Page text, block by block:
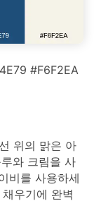
#F6F2EA
위의 맑은 아
와 크림을 사
비를 사용하세
우기에 완벽